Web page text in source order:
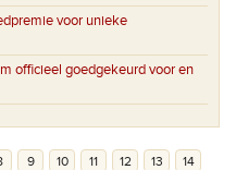
voor unieke
officieel goedgekeurd voor en
9 10 11 12 13
14